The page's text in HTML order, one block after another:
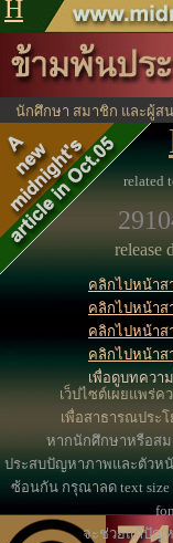
นักศึกษา สมาชิก และผู้ส
H
related
release
คลิกไปหน้าส
คลิกไปหน้าส
คลิกไปหน้าส
คลิกไปหน้าส
เพื่อดูบทควา
เว็ปไซต์เผยแพร่ค
เพื่อสาธารณประ
หากนักศึกษาหรือส
ประสบปัญหาภาพและตัวห
ซ้อนกัน กรุณาลด text size
จะช่วยแก้ปัญ